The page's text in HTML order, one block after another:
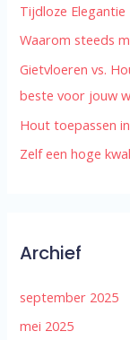
Tijdloze
Waarom steeds
Gietvloeren vs.
beste voor jouw
Hout toepassen
Zelf een hoge
Archief
september 2025
mei 2025